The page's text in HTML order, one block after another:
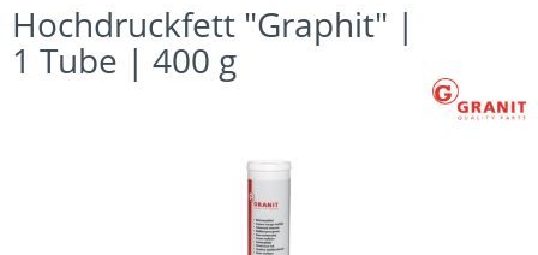
Hochdruckfett "Graphit" |
1 Tube | 400 g